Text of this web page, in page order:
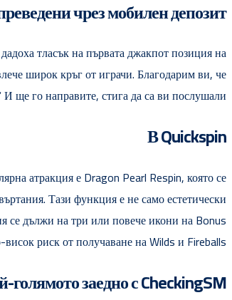
чрез мобилен депозит?
тласък на първата джакпот позиция на
широк кръг от играчи. Благодарим ви, че
ще го направите, стига да са ви послушали.
В Quickspin
атракция е Dragon Pearl Respin, която се
Тази функция е не само естетически
се дължи на три или повече икони на Bonus
риск от получаване на Wilds и Fireballs.
голямото заедно с CheckingSM